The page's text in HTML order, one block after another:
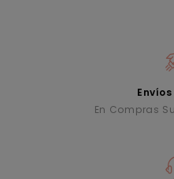
Envíos
En Compras